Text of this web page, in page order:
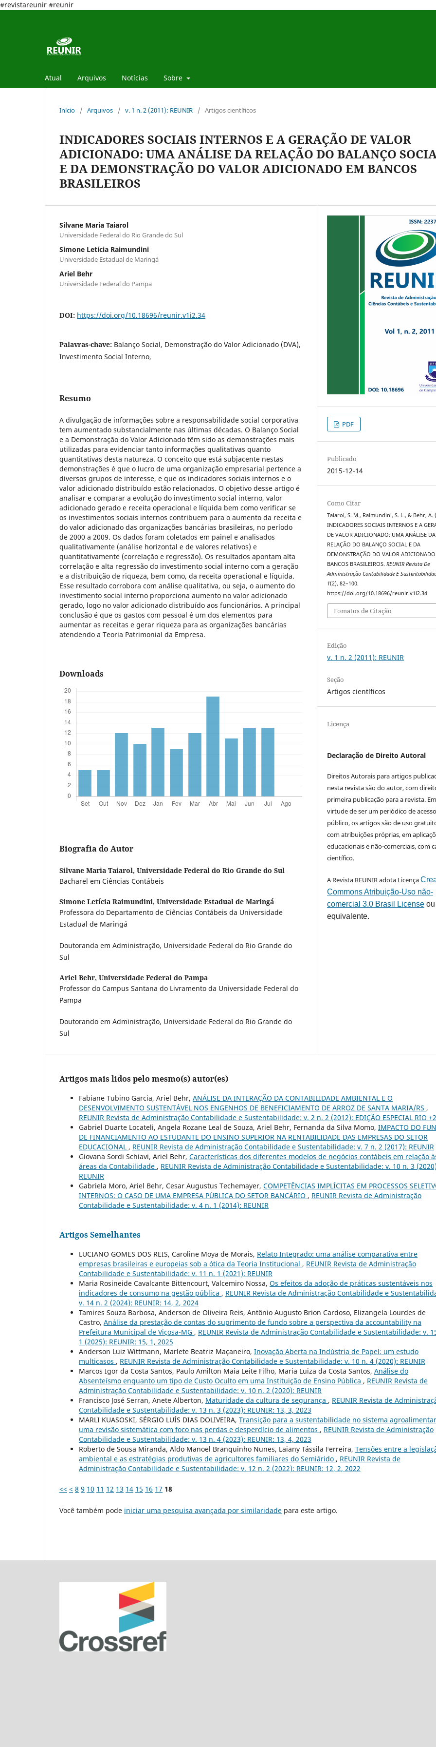
#revistareunir #reunir
Atual Arquivos Notícias Sobre
Início / Arquivos / v. 1 n. 2 (2011): REUNIR / Artigos científicos
INDICADORES SOCIAIS INTERNOS E A GERAÇÃO DE VALOR
ADICIONADO: UMA ANÁLISE DA RELAÇÃO DO BALANÇO
E DA DEMONSTRAÇÃO DO VALOR ADICIONADO EM BANCOS
BRASILEIROS
Silvane Maria Taiarol
Universidade Federal do Rio Grande do Sul
Simone Letícia Raimundini
Universidade Estadual de Maringá
Ariel Behr
Universidade Federal do Pampa
DOI: https://doi.org/10.18696/reunir.v1i2.34
Palavras-chave: Balanço Social, Demonstração do Valor Adicionado (DVA),
Investimento Social Interno,
Resumo
A divulgação de informações sobre a responsabilidade social corporativa
tem aumentado substancialmente nas últimas décadas. O Balanço Social
e a Demonstração do Valor Adicionado têm sido as demonstrações mais
utilizadas para evidenciar tanto informações qualitativas quanto
quantitativas desta natureza. O conceito que está subjacente nestas
demonstrações é que o lucro de uma organização empresarial pertence a
diversos grupos de interesse, e que os indicadores sociais internos e o
valor adicionado distribuído estão relacionados. O objetivo desse artigo é
analisar e comparar a evolução do investimento social interno, valor
adicionado gerado e receita operacional e líquida bem como verificar se
os investimentos sociais internos contribuem para o aumento da receita e
do valor adicionado das organizações bancárias brasileiras, no período
de 2000 a 2009. Os dados foram coletados em painel e analisados
qualitativamente (análise horizontal e de valores relativos) e
quantitativamente (correlação e regressão). Os resultados apontam alta
correlação e alta regressão do investimento social interno com a geração
e a distribuição de riqueza, bem como, da receita operacional e líquida.
Esse resultado corrobora com análise qualitativa, ou seja, o aumento do
investimento social interno proporciona aumento no valor adicionado
gerado, logo no valor adicionado distribuído aos funcionários. A principal
conclusão é que os gastos com pessoal é um dos elementos para
aumentar as receitas e gerar riqueza para as organizações bancárias
atendendo a Teoria Patrimonial da Empresa.
Downloads
Biografia do Autor
Silvane Maria Taiarol, Universidade Federal do Rio Grande do Sul
Bacharel em Ciências Contábeis
Simone Letícia Raimundini, Universidade Estadual de Maringá
Professora do Departamento de Ciências Contábeis da Universidade
Estadual de Maringá
Doutoranda em Administração, Universidade Federal do Rio Grande do
Sul
Ariel Behr, Universidade Federal do Pampa
Professor do Campus Santana do Livramento da Universidade Federal do
Pampa
Doutorando em Administração, Universidade Federal do Rio Grande do
Sul
PDF
Publicado
2015-12-14
Como Citar
Taiarol, S. M., Raimundini, S. L., & Behr, A.
INDICADORES SOCIAIS INTERNOS E A
DE VALOR ADICIONADO: UMA ANÁLISE DA
RELAÇÃO DO BALANÇO SOCIAL E DA
DEMONSTRAÇÃO DO VALOR
BANCOS BRASILEIROS.REUNIR Revista De
Administração Contabilidade E
1(2), 82–100.
https://doi.org/10.18696/reunir.v1i2.34
Fomatos de Citação
Edição
v. 1 n. 2 (2011): REUNIR
Seção
Artigos científicos
Licença
Declaração de Direito Autoral
Direitos Autorais para artigos
nesta revista são do autor, com
primeira publicação para a revista. Em
virtude de ser um periódico de acesso
público, os artigos são de uso
com atribuições próprias, em
educacionais e não-comerciais, com
científico.
A Revista REUNIR adota Licença
Commons Atribuição-Uso não-
comercial 3.0 Brasil License
equivalente.
Artigos mais lidos pelo mesmo(s) autor(es)
Fabiane Tubino Garcia, Ariel Behr, ANÁLISE DA INTERAÇÃO DA CONTABILIDADE AMBIENTAL E O
DESENVOLVIMENTO SUSTENTÁVEL NOS ENGENHOS DE BENEFICIAMENTO DE ARROZ DE SANTA MARIA/RS ,
REUNIR Revista de Administração Contabilidade e Sustentabilidade: v. 2 n. 2 (2012): EDIÇÃO ESPECIAL RIO
Gabriel Duarte Locateli, Angela Rozane Leal de Souza, Ariel Behr, Fernanda da Silva Momo, IMPACTO DO
DE FINANCIAMENTO AO ESTUDANTE DO ENSINO SUPERIOR NA RENTABILIDADE DAS EMPRESAS DO SETOR
EDUCACIONAL , REUNIR Revista de Administração Contabilidade e Sustentabilidade: v. 7 n. 2 (2017): REUNIR
Giovana Sordi Schiavi, Ariel Behr, Características dos diferentes modelos de negócios contábeis em relação
áreas da Contabilidade , REUNIR Revista de Administração Contabilidade e Sustentabilidade: v. 10 n. 3
REUNIR
Gabriela Moro, Ariel Behr, Cesar Augustus Techemayer, COMPETÊNCIAS IMPLÍCITAS EM PROCESSOS
INTERNOS: O CASO DE UMA EMPRESA PÚBLICA DO SETOR BANCÁRIO , REUNIR Revista de Administração
Contabilidade e Sustentabilidade: v. 4 n. 1 (2014): REUNIR
Artigos Semelhantes
LUCIANO GOMES DOS REIS, Caroline Moya de Morais, Relato Integrado: uma análise comparativa entre
empresas brasileiras e europeias sob a ótica da Teoria Institucional , REUNIR Revista de Administração
Contabilidade e Sustentabilidade: v. 11 n. 1 (2021): REUNIR
Maria Rosineide Cavalcante Bittencourt, Valcemiro Nossa, Os efeitos da adoção de práticas sustentáveis nos
indicadores de consumo na gestão pública , REUNIR Revista de Administração Contabilidade e
v. 14 n. 2 (2024): REUNIR: 14, 2, 2024
Tamires Souza Barbosa, Anderson de Oliveira Reis, Antônio Augusto Brion Cardoso, Elizangela Lourdes de
Castro, Análise da prestação de contas do suprimento de fundo sobre a perspectiva da accountability na
Prefeitura Municipal de Viçosa-MG , REUNIR Revista de Administração Contabilidade e Sustentabilidade: v.
1 (2025): REUNIR: 15, 1, 2025
Anderson Luiz Wittmann, Marlete Beatriz Maçaneiro, Inovação Aberta na Indústria de Papel: um estudo
multicasos , REUNIR Revista de Administração Contabilidade e Sustentabilidade: v. 10 n. 4 (2020): REUNIR
Marcos Igor da Costa Santos, Paulo Amilton Maia Leite Filho, Maria Luiza da Costa Santos, Análise do
Absenteísmo enquanto um tipo de Custo Oculto em uma Instituição de Ensino Pública , REUNIR Revista de
Administração Contabilidade e Sustentabilidade: v. 10 n. 2 (2020): REUNIR
Francisco José Serran, Anete Alberton, Maturidade da cultura de segurança , REUNIR Revista de
Contabilidade e Sustentabilidade: v. 13 n. 3 (2023): REUNIR: 13, 3, 2023
MARLI KUASOSKI, SÉRGIO LUÍS DIAS DOLIVEIRA, Transição para a sustentabilidade no sistema
uma revisão sistemática com foco nas perdas e desperdício de alimentos , REUNIR Revista de Administração
Contabilidade e Sustentabilidade: v. 13 n. 4 (2023): REUNIR: 13, 4, 2023
Roberto de Sousa Miranda, Aldo Manoel Branquinho Nunes, Laiany Tássila Ferreira, Tensões entre a
ambiental e as estratégias produtivas de agricultores familiares do Semiárido , REUNIR Revista de
Administração Contabilidade e Sustentabilidade: v. 12 n. 2 (2022): REUNIR: 12, 2, 2022
<< < 8 9 10 11 12 13 14 15 16 17 18
Você também pode iniciar uma pesquisa avançada por similaridade para este artigo.